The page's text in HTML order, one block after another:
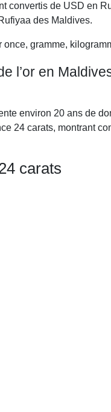
convertis de USD en
des Maldives.
gramme,
l’or en
environ 20 ans de
24 carats, montrant
carats